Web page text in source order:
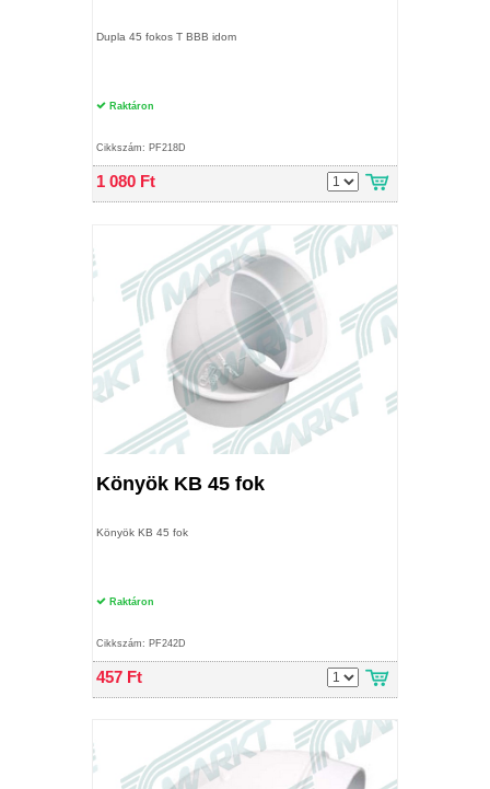
Dupla 45 fokos T BBB idom
Raktáron
Cikkszám: PF218D
1 080 Ft
Könyök KB 45 fok
Könyök KB 45 fok
Raktáron
Cikkszám: PF242D
457 Ft